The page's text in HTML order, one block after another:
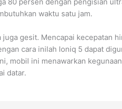
waktu satu jam.
gesit. Mencapai kecepatan
cara inilah Ioniq 5 dapat
mobil ini menawarkan
datar.